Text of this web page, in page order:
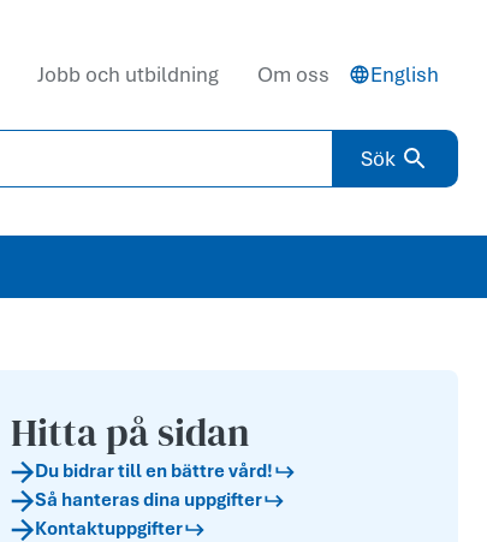
Jobb och utbildning Om oss English
Sök
Hitta på sidan
Du bidrar till en bättre vård!
Så hanteras dina uppgifter
Kontaktuppgifter